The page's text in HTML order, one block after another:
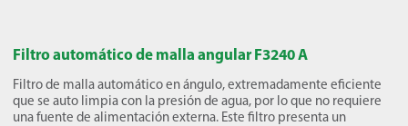
Filtro automático de malla angular F3240 A
Filtro de malla automático en ángulo, extremadamente eficiente
que se auto limpia con la presión de agua, por lo que no requiere
una fuente de alimentación externa. Este filtro presenta un